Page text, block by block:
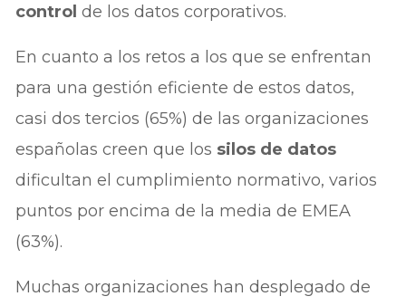
control de los datos corporativos.
En cuanto a los retos a los que se enfrentan
para una gestión eficiente de estos datos,
casi dos tercios (65%) de las organizaciones
españolas creen que los silos de datos
dificultan el cumplimiento normativo, varios
puntos por encima de la media de EMEA
(63%).
Muchas organizaciones han desplegado de